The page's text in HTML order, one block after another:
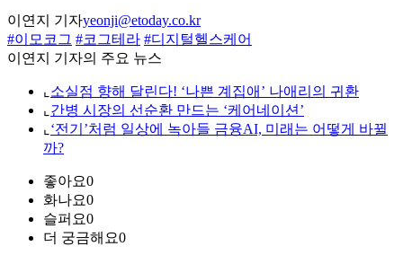
이연지 기자yeonji@etoday.co.kr
#이모코그 #코그테라 #디지털헬스케어
이연지 기자의 주요 뉴스
⌞ 소실점 향해 달린다! ‘나쁜 계집애’ 나애리의 귀환
⌞ 간병 시장의 선순환 만드는 ‘케어네이션’
⌞ ‘전기’처럼 일상에 녹아들 금융AI, 미래는 어떻게 바뀔
까?
좋아요0
화나요0
슬퍼요0
더 궁금해요0